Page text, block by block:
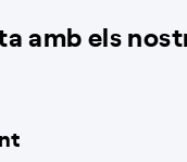
amb els